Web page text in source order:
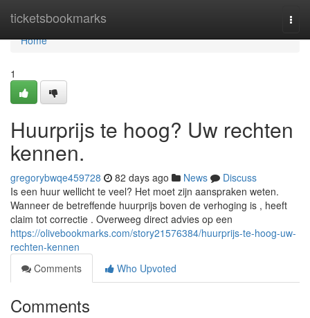
ticketsbookmarks
Home
Home
1
Huurprijs te hoog? Uw rechten
kennen.
gregorybwqe459728 82 days ago News
Discuss
Is een huur wellicht te veel? Het moet zijn aanspraken weten.
Wanneer de betreffende huurprijs boven de verhoging is , heeft
claim tot correctie . Overweeg direct advies op een
https://olivebookmarks.com/story21576384/huurprijs-te-hoog-uw-
rechten-kennen
Comments
Who Upvoted
Comments